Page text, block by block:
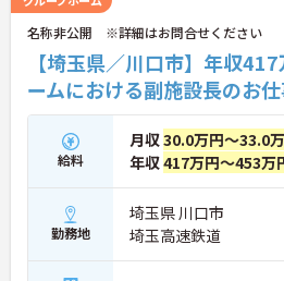
名称非公開 ※詳細はお問合せください
【埼玉県／川口市】年収
ームにおける副施設長のお
給料
月収30.0万円～33.0
年収417万円～453万
勤務地
埼玉県 川口市
埼玉高速鉄道